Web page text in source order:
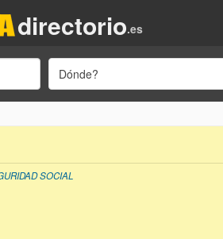
.es
directorio
Dónde?
SOCIAL